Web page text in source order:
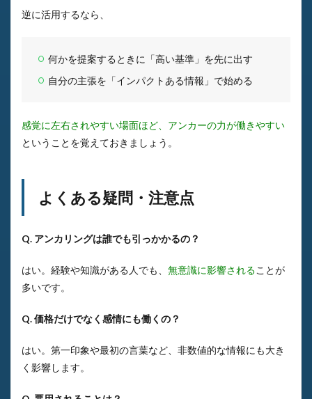
逆に活用するなら、
何かを提案するときに「高い基準」を先に出す
自分の主張を「インパクトある情報」で始める
感覚に左右されやすい場面ほど、アンカーの力が働きやすい
ということを覚えておきましょう。
よくある疑問・注意点
Q. アンカリングは誰でも引っかかるの？
はい。経験や知識がある人でも、 無意識に影響されることが
多いです。
Q. 価格だけでなく感情にも働くの？
はい。第一印象や最初の言葉など、非数値的な情報にも大き
く影響します。